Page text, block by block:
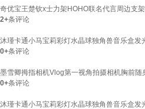
奇优宝王楚钦x士力架HOHO联名代言周边支
2+条评论
沐瑾卡通小马宝莉彩灯水晶球独角兽音乐盒
0+条评论
墨雪卿拇指相机Vlog第一视角拍摄相机胸前
0+条评论
沐瑾卡通小马宝莉彩灯水晶球独角兽音乐盒